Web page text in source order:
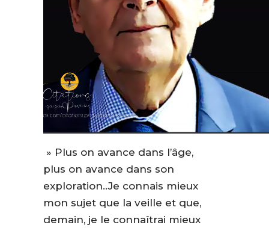
» Plus on avance dans l’âge,
plus on avance dans son
exploration..Je connais mieux
mon sujet que la veille et que,
demain, je le connaîtrai mieux